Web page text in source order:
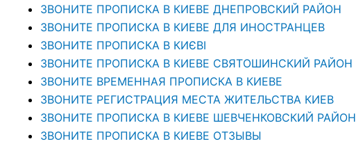
ЗВОНИТЕ ПРОПИСКА В КИЕВЕ ДНЕПРОВСКИЙ РАЙОН
ЗВОНИТЕ ПРОПИСКА В КИЕВЕ ДЛЯ ИНОСТРАНЦЕВ
ЗВОНИТЕ ПРОПИСКА В КИЄВІ
ЗВОНИТЕ ПРОПИСКА В КИЕВЕ СВЯТОШИНСКИЙ РАЙОН
ЗВОНИТЕ ВРЕМЕННАЯ ПРОПИСКА В КИЕВЕ
ЗВОНИТЕ РЕГИСТРАЦИЯ МЕСТА ЖИТЕЛЬСТВА КИЕВ
ЗВОНИТЕ ПРОПИСКА В КИЕВЕ ШЕВЧЕНКОВСКИЙ РАЙОН
ЗВОНИТЕ ПРОПИСКА В КИЕВЕ ОТЗЫВЫ